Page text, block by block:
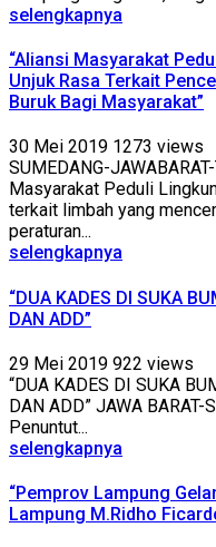
selengkapnya
“Aliansi Masyarakat
Unjuk Rasa Terkait
Buruk Bagi Masyarakat”
30 Mei 2019 1273 views
SUMEDANG-
Masyarakat Peduli
terkait limbah yang
peraturan...
selengkapnya
“DUA KADES DI SUKA
DAN ADD”
29 Mei 2019 922 views
“DUA KADES DI SUKA
DAN ADD” JAWA
Penuntut...
selengkapnya
“Pemprov Lampung
Lampung M.Ridho